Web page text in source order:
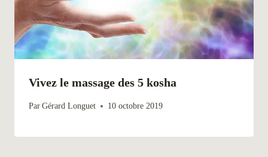
Vivez le massage des 5 kosha
Par Gérard Longuet 10 octobre 2019